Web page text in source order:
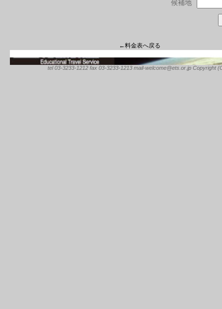
候補地
←料金表へ戻る
tel 03-3233-1212 fax 03-3233-1213 mail-welcome@ets.or.jp Copyright